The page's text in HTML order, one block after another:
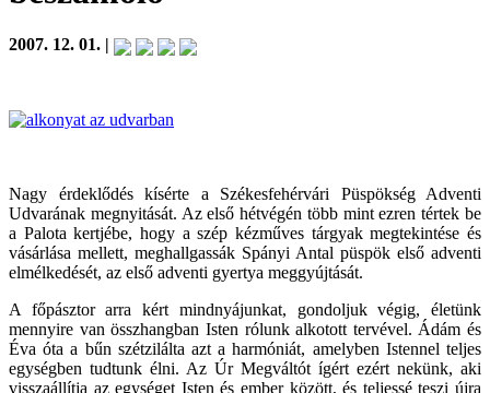
2007. 12. 01. |
Nagy érdeklődés kísérte a Székesfehérvári Püspökség Adventi
Udvarának megnyitását. Az első hétvégén több mint ezren tértek be
a Palota kertjébe, hogy a szép kézműves tárgyak megtekintése és
vásárlása mellett, meghallgassák Spányi Antal püspök első adventi
elmélkedését, az első adventi gyertya meggyújtását.
A főpásztor arra kért mindnyájunkat, gondoljuk végig, életünk
mennyire van összhangban Isten rólunk alkotott tervével. Ádám és
Éva óta a bűn szétzilálta azt a harmóniát, amelyben Istennel teljes
egységben tudtunk élni. Az Úr Megváltót ígért ezért nekünk, aki
visszaállítja az egységet Isten és ember között, és teljessé teszi újra